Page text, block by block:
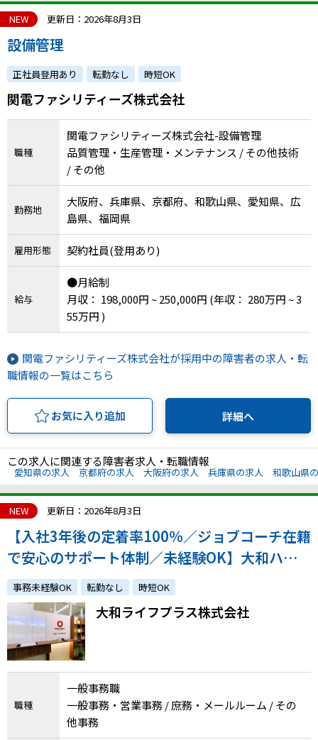
NEW 更新日：2026年8月3日
設備管理
正社員登用あり 転勤なし 時短OK
関電ファシリティーズ株式会社
職種
関電ファシリティーズ株式会社-設備管理
品質管理・生産管理・メンテナンス / その他技術
/ その他
勤務地
大阪府、兵庫県、京都府、和歌山県、愛知県、広
島県、福岡県
雇用形態 契約社員(登用あり)
給与
●月給制
月収： 198,000円 ~ 250,000円 (年収： 280万円 ~ 3
55万円 )
関電ファシリティーズ株式会社が採用中の障害者の求人・転
職情報の一覧はこちら
お気に入り追加 詳細へ
この求人に関連する障害者求人・転職情報
愛知県の求人 京都府の求人 大阪府の求人 兵庫県の求人 和歌山県
NEW 更新日：2026年8月3日
【入社3年後の定着率100％／ジョブコーチ在籍
で安心のサポート体制／未経験OK】大和ハウ
スグループの特例子会社で一般事務を募集！
事務未経験OK 転勤なし 時短OK
大和ライフプラス株式会社
職種
一般事務職
一般事務・営業事務 / 庶務・メールルーム / その
他事務